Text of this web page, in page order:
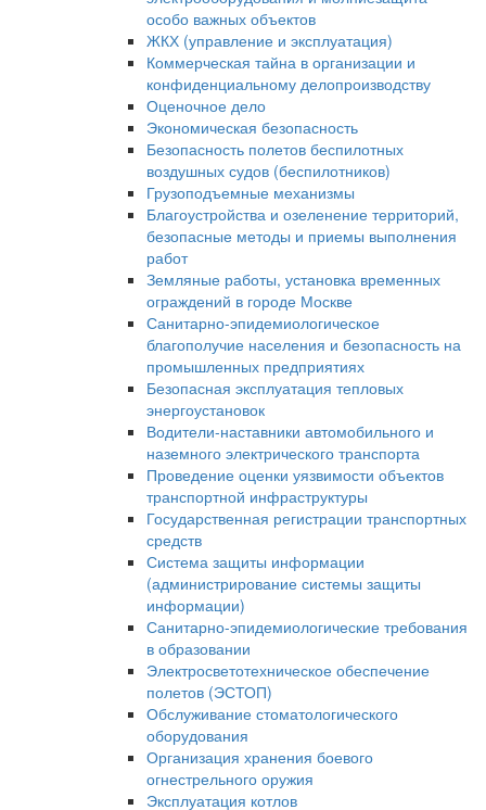
особо важных объектов
ЖКХ (управление и эксплуатация)
Коммерческая тайна в организации и
конфиденциальному делопроизводству
Оценочное дело
Экономическая безопасность
Безопасность полетов беспилотных
воздушных судов (беспилотников)
Грузоподъемные механизмы
Благоустройства и озеленение территорий,
безопасные методы и приемы выполнения
работ
Земляные работы, установка временных
ограждений в городе Москве
Санитарно-эпидемиологическое
благополучие населения и безопасность на
промышленных предприятиях
Безопасная эксплуатация тепловых
энергоустановок
Водители-наставники автомобильного и
наземного электрического транспорта
Проведение оценки уязвимости объектов
транспортной инфраструктуры
Государственная регистрации транспортных
средств
Система защиты информации
(администрирование системы защиты
информации)
Санитарно-эпидемиологические требования
в образовании
Электросветотехническое обеспечение
полетов (ЭСТОП)
Обслуживание стоматологического
оборудования
Организация хранения боевого
огнестрельного оружия
Эксплуатация котлов